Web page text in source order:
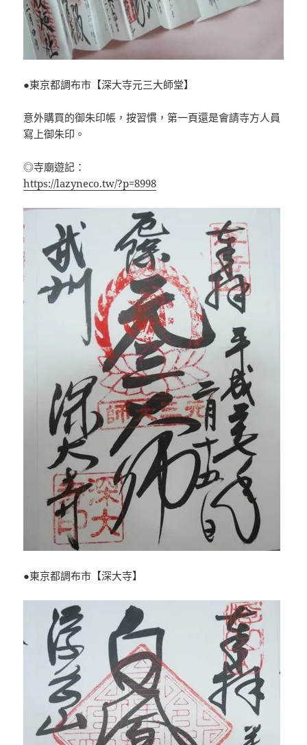
●東京都調布市【深大寺元三大師堂】
意外購買的御朱印帳，按習慣，第一頁還是會請寺方人員
寫上御朱印。
◎寺廟遊記：
https://lazyneco.tw/?p=8998
●東京都調布市【深大寺】